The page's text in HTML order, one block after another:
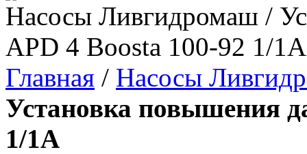
Насосы Ливгидромаш /
APD 4 Boosta 100-92 1/1А
Главная / Насосы
Установка повышения
1/1А